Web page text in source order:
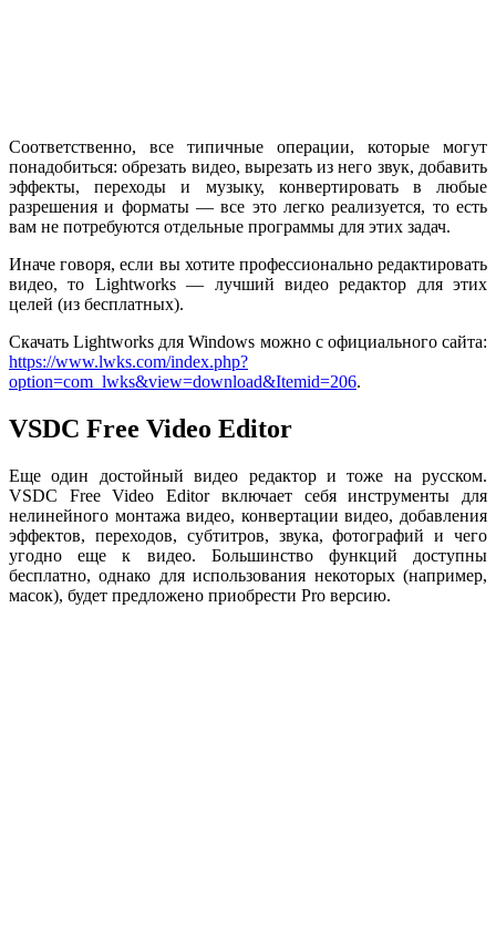
Соответственно, все типичные операции, которые могут
понадобиться: обрезать видео, вырезать из него звук, добавить
эффекты, переходы и музыку, конвертировать в любые
разрешения и форматы — все это легко реализуется, то есть
вам не потребуются отдельные программы для этих задач.
Иначе говоря, если вы хотите профессионально редактировать
видео, то Lightworks — лучший видео редактор для этих
целей (из бесплатных).
Скачать Lightworks для Windows можно с официального сайта:
https://www.lwks.com/index.php?
option=com_lwks&view=download&Itemid=206.
VSDC Free Video Editor
Еще один достойный видео редактор и тоже на русском.
VSDC Free Video Editor включает себя инструменты для
нелинейного монтажа видео, конвертации видео, добавления
эффектов, переходов, субтитров, звука, фотографий и чего
угодно еще к видео. Большинство функций доступны
бесплатно, однако для использования некоторых (например,
масок), будет предложено приобрести Pro версию.